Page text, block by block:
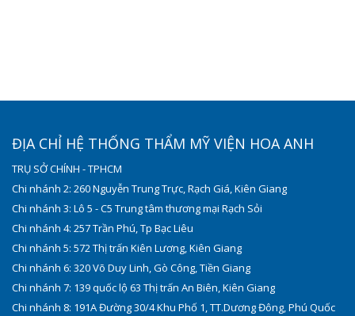
ĐỊA CHỈ HỆ THỐNG THẨM MỸ VIỆN HOA ANH
TRỤ SỞ CHÍNH - TPHCM
Chi nhánh 2: 260 Nguyễn Trung Trực, Rạch Giá, Kiên Giang
Chi nhánh 3: Lô 5 - C5 Trung tâm thương mại Rạch Sỏi
Chi nhánh 4: 257 Trần Phú, Tp Bạc Liêu
Chi nhánh 5: 572 Thị trấn Kiên Lương, Kiên Giang
Chi nhánh 6: 320 Võ Duy Linh, Gò Công, Tiền Giang
Chi nhánh 7: 139 quốc lộ 63 Thị trấn An Biên, Kiên Giang
Chi nhánh 8: 191A Đường 30/4 Khu Phố 1, TT.Dương Đông, Phú Quốc